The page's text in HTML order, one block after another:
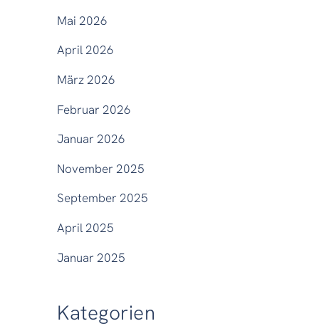
Mai 2026
April 2026
März 2026
Februar 2026
Januar 2026
November 2025
September 2025
April 2025
Januar 2025
Kategorien